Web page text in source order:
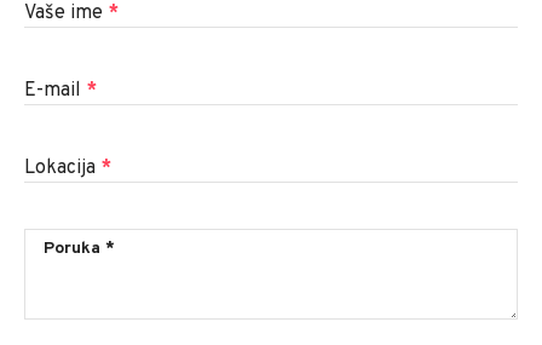
Vaše ime *
E-mail *
Lokacija *